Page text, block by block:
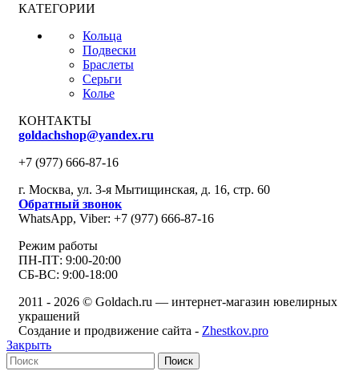
КАТЕГОРИИ
Кольца
Подвески
Браслеты
Серьги
Колье
КОНТАКТЫ
goldachshop@yandex.ru
+7 (977) 666-87-16
г. Москва, ул. 3-я Мытищинская, д. 16, стр. 60
Обратный звонок
WhatsApp, Viber: +7 (977) 666-87-16
Режим работы
ПН-ПТ: 9:00-20:00
СБ-ВС: 9:00-18:00
2011 - 2026 © Goldach.ru — интернет-магазин ювелирных
украшений
Создание и продвижение сайта - Zhestkov.pro
Закрыть
Поиск